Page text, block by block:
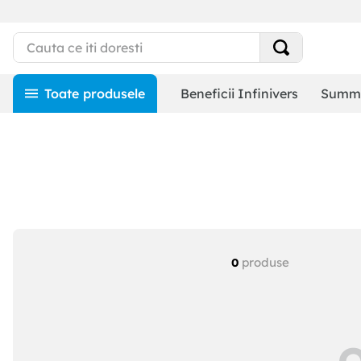
Beneficii Infinivers
0 produse